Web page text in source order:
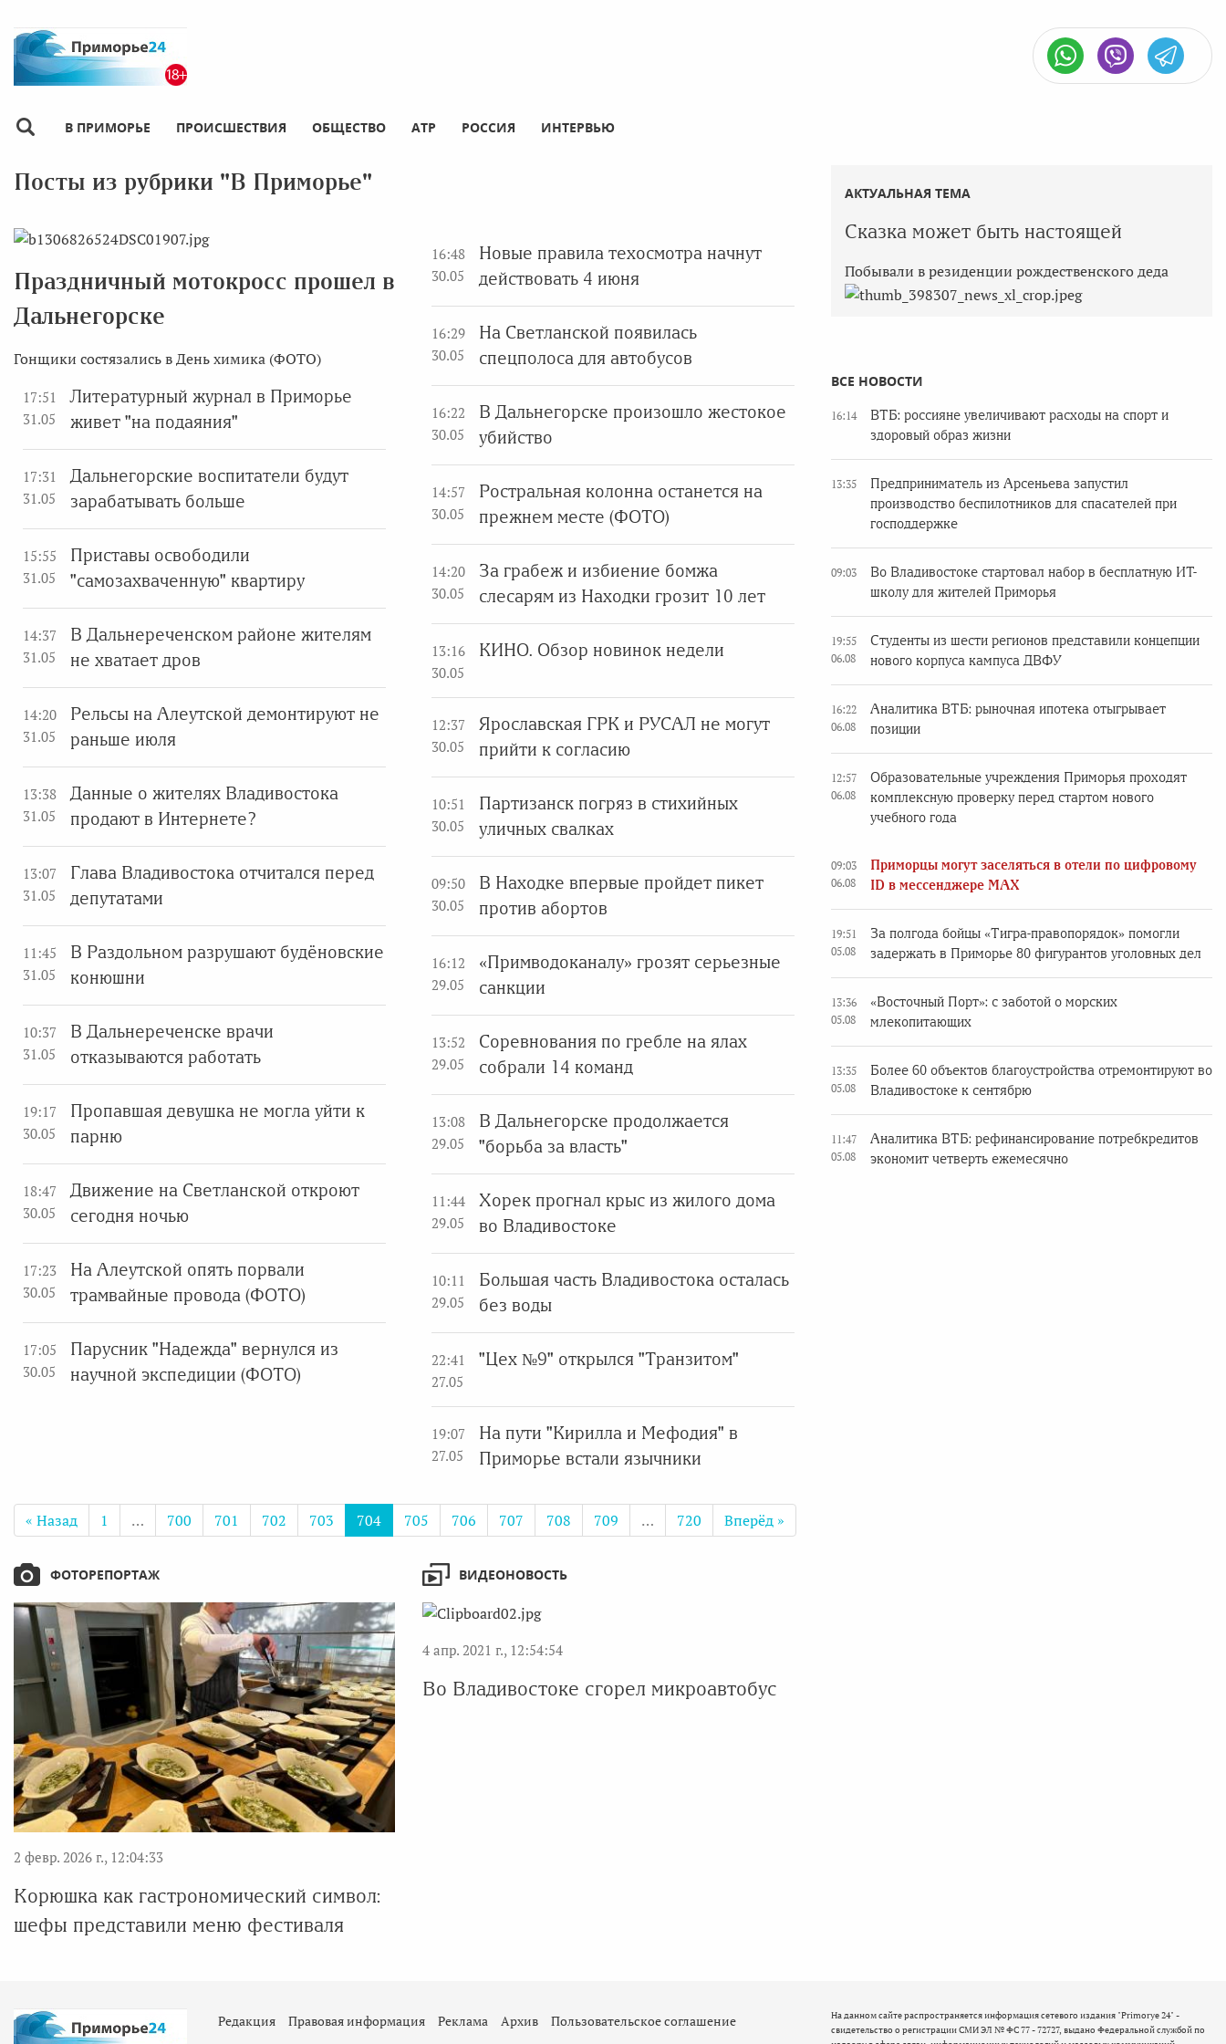
В ПРИМОРЬЕ ПРОИСШЕСТВИЯ ОБЩЕСТВО АТР РОССИЯ ИНТЕРВЬЮ
Посты из рубрики "В Приморье"
Праздничный мотокросс прошел в
Дальнегорске
Гонщики состязались в День химика (ФОТО)
17:51
31.05
Литературный журнал в Приморье
живет "на подаяния"
17:31
31.05
Дальнегорские воспитатели будут
зарабатывать больше
15:55
31.05
Приставы освободили
"самозахваченную" квартиру
14:37
31.05
В Дальнереченском районе жителям
не хватает дров
14:20
31.05
Рельсы на Алеутской демонтируют не
раньше июля
13:38
31.05
Данные о жителях Владивостока
продают в Интернете?
13:07
31.05
Глава Владивостока отчитался перед
депутатами
11:45
31.05
В Раздольном разрушают будёновские
конюшни
10:37
31.05
В Дальнереченске врачи
отказываются работать
19:17
30.05
Пропавшая девушка не могла уйти к
парню
18:47
30.05
Движение на Светланской откроют
сегодня ночью
17:23
30.05
На Алеутской опять порвали
трамвайные провода (ФОТО)
17:05
30.05
Парусник "Надежда" вернулся из
научной экспедиции (ФОТО)
16:48
30.05
Новые правила техосмотра начнут
действовать 4 июня
16:29
30.05
На Светланской появилась
спецполоса для автобусов
16:22
30.05
В Дальнегорске произошло жестокое
убийство
14:57
30.05
Ростральная колонна останется на
прежнем месте (ФОТО)
14:20
30.05
За грабеж и избиение бомжа
слесарям из Находки грозит 10 лет
13:16
30.05
КИНО. Обзор новинок недели
12:37
30.05
Ярославская ГРК и РУСАЛ не могут
прийти к согласию
10:51
30.05
Партизанск погряз в стихийных
уличных свалках
09:50
30.05
В Находке впервые пройдет пикет
против абортов
16:12
29.05
«Примводоканалу» грозят серьезные
санкции
13:52
29.05
Соревнования по гребле на ялах
собрали 14 команд
13:08
29.05
В Дальнегорске продолжается
"борьба за власть"
11:44
29.05
Хорек прогнал крыс из жилого дома
во Владивостоке
10:11
29.05
Большая часть Владивостока осталась
без воды
22:41
27.05
"Цех №9" открылся "Транзитом"
19:07
27.05
На пути "Кирилла и Мефодия" в
Приморье встали язычники
« Назад 1 … 700 701 702 703 704 705 706 707 708 709 … 720 Вперёд »
АКТУАЛЬНАЯ ТЕМА
Сказка может быть настоящей
Побывали в резиденции рождественского деда
ВСЕ НОВОСТИ
16:14
ВТБ: россияне увеличивают расходы на спорт и
здоровый образ жизни
13:35
Предприниматель из Арсеньева запустил
производство беспилотников для спасателей при
господдержке
09:03
Во Владивостоке стартовал набор в бесплатную ИТ-
школу для жителей Приморья
19:55
06.08
Студенты из шести регионов представили концепции
нового корпуса кампуса ДВФУ
16:22
06.08
Аналитика ВТБ: рыночная ипотека отыгрывает
позиции
12:57
06.08
Образовательные учреждения Приморья проходят
комплексную проверку перед стартом нового
учебного года
09:03
06.08
Приморцы могут заселяться в отели по цифровому
ID в мессенджере MAX
19:51
05.08
За полгода бойцы «Тигра-правопорядок» помогли
задержать в Приморье 80 фигурантов уголовных дел
13:36
05.08
«Восточный Порт»: с заботой о морских
млекопитающих
13:35
05.08
Более 60 объектов благоустройства отремонтируют во
Владивостоке к сентябрю
11:47
05.08
Аналитика ВТБ: рефинансирование потребкредитов
экономит четверть ежемесячно
ФОТОРЕПОРТАЖ
2 февр. 2026 г., 12:04:33
Корюшка как гастрономический символ:
шефы представили меню фестиваля
ВИДЕОНОВОСТЬ
4 апр. 2021 г., 12:54:54
Во Владивостоке сгорел микроавтобус
Редакция Правовая информация Реклама Архив Пользовательское соглашение
На данном сайте распространяется информация сетевого издания "Primorye 24" -
свидетельство о регистрации СМИ ЭЛ № ФС 77 - 72727, выдано Федеральной службой по